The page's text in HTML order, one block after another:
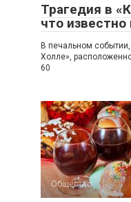
Трагедия в
что
В печальном
Холле»,
60
Общество